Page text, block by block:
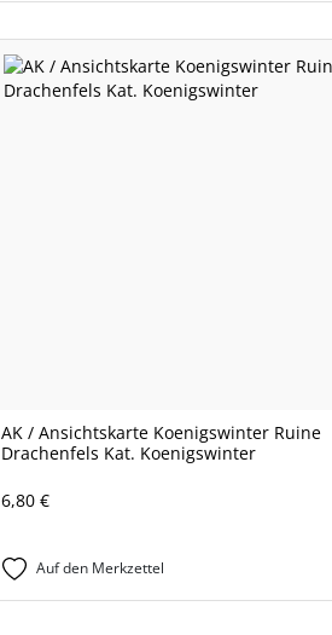
AK / Ansichtskarte Koenigswinter Ruine
Drachenfels Kat. Koenigswinter
6,80 €
Auf den Merkzettel